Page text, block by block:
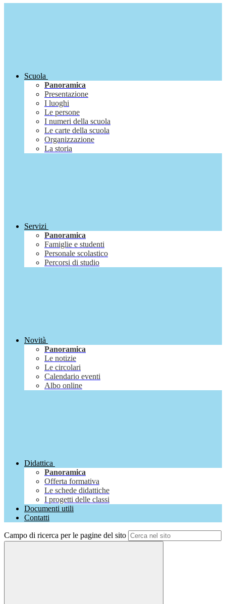
Scuola
Panoramica
Presentazione
I luoghi
Le persone
I numeri della scuola
Le carte della scuola
Organizzazione
La storia
Servizi
Panoramica
Famiglie e studenti
Personale scolastico
Percorsi di studio
Novità
Panoramica
Le notizie
Le circolari
Calendario eventi
Albo online
Didattica
Panoramica
Offerta formativa
Le schede didattiche
I progetti delle classi
Documenti utili
Contatti
Campo di ricerca per le pagine del sito